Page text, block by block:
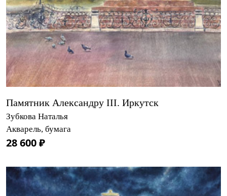
Памятник Александру III. Иркутск
Зубкова Наталья
Акварель, бумага
28 600 ₽